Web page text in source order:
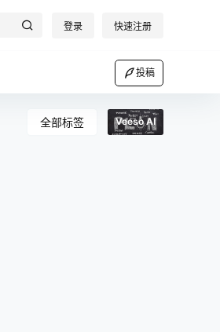
登录 快速注册
投稿
全部标签 Veeso AI